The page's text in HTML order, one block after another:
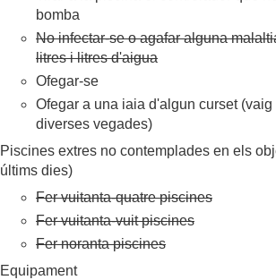
bomba
No infectar-se o agafar alguna
litres i litres d'aigua
Ofegar-se
Ofegar a una iaia d'algun curset
diverses vegades)
Piscines extres no contemplades en els
últims dies)
Fer vuitanta-quatre piscines
Fer vuitanta-vuit piscines
Fer noranta piscines
Equipament